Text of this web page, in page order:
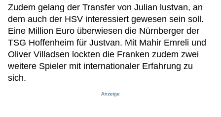
Zudem gelang der Transfer von Julian lustvan, an
dem auch der HSV interessiert gewesen sein soll.
Eine Million Euro überwiesen die Nürnberger der
TSG Hoffenheim für Justvan. Mit Mahir Emreli und
Oliver Villadsen lockten die Franken zudem zwei
weitere Spieler mit internationaler Erfahrung zu
sich.
Anzeige